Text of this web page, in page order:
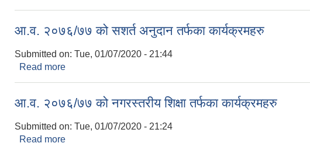
आ.व. २०७६/७७ को सशर्त अनुदान तर्फका कार्यक्रमहरु
Submitted on: Tue, 01/07/2020 - 21:44
Read more
आ.व. २०७६/७७ को नगरस्तरीय शिक्षा तर्फका कार्यक्रमहरु
Submitted on: Tue, 01/07/2020 - 21:24
Read more